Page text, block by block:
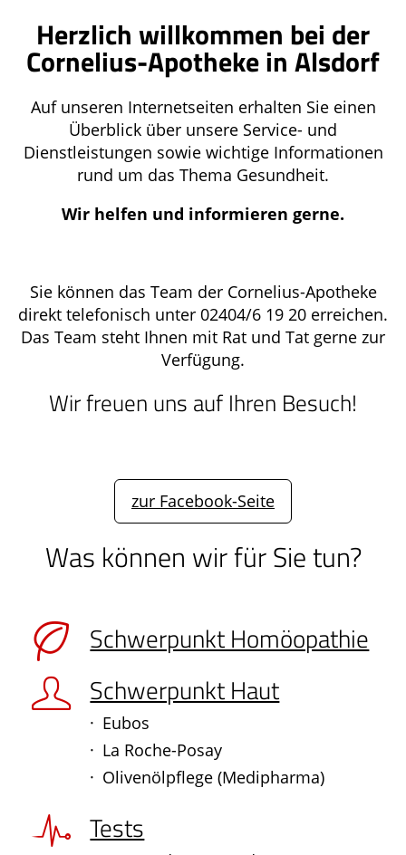
Herzlich willkommen bei der
Cornelius-Apotheke in Alsdorf
Auf unseren Internetseiten erhalten Sie einen
Überblick über unsere Service- und
Dienstleistungen sowie wichtige Informationen
rund um das Thema Gesundheit.
Wir helfen und informieren gerne.
Sie können das Team der Cornelius-Apotheke
direkt telefonisch unter 02404/6 19 20 erreichen.
Das Team steht Ihnen mit Rat und Tat gerne zur
Verfügung.
Wir freuen uns auf Ihren Besuch!
zur Facebook-Seite
Was können wir für Sie tun?
Schwerpunkt Homöopathie
Schwerpunkt Haut
Eubos
La Roche-Posay
Olivenölpflege (Medipharma)
Tests